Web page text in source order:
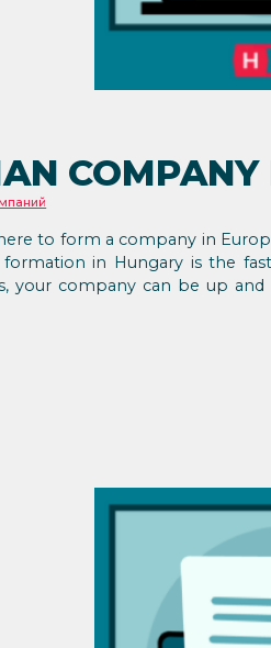
to form a company in
formation in Hungary is the
your company can be up